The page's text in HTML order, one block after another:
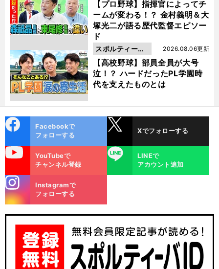
【プロ野球】指揮官によってチ
ームが変わる！？ 金村義明＆大
塚光二が語る歴代監督エピソー
ド
動画
【高校野球】部員全員が大号
泣！？ ハードだったPL学園時
代を支えたものとは
2026.08.06更新
スポルティーバ
動画
ok
Facebookで
フォローする
Xでフォローする
YouTubeで
チャンネル登録
LINE
LINEで
アカウント追加
m
Instagramで
フォローする